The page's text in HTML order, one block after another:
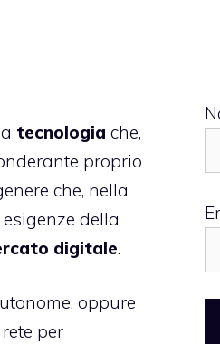
tecnologia che,
proprio
che, nella
della
digitale.
oppure
per